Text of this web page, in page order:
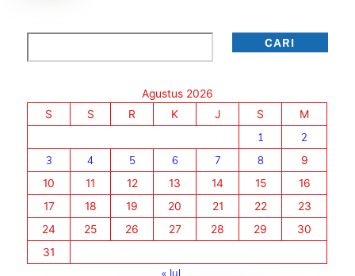
CARI
Agustus 2026
S
S R K J S
M
1
2
3
4 5 6 7 8
9
10
11 12 13 14 15
16
17
18 19 20 21 22
23
24
25 26 27 28 29
30
31
« Jul